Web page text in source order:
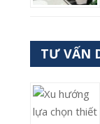
TƯ VẤN